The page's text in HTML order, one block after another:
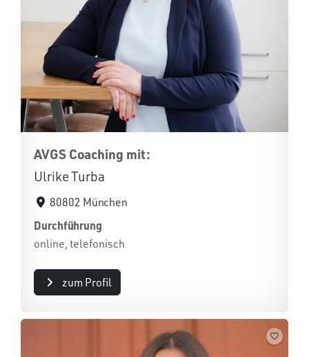
AVGS Coaching mit:
Ulrike Turba
80802 München
Durchführung
online, telefonisch
zum Profil